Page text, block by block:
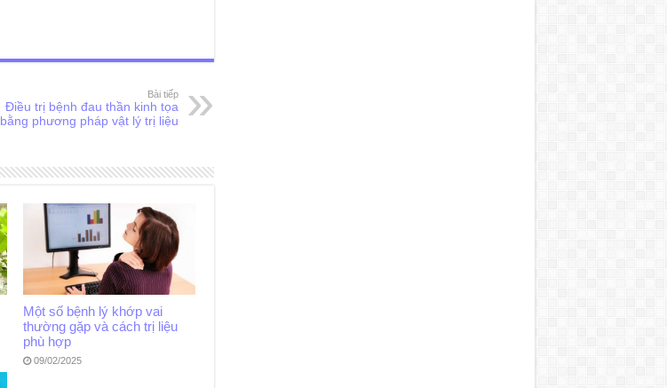
Bài tiếp
Điều trị bệnh đau thần kinh tọa
bằng phương pháp vật lý trị liệu
Một số bệnh lý khớp vai
thường gặp và cách trị liệu
phù hợp
09/02/2025